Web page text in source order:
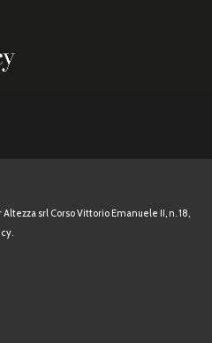
srl Corso Vittorio Emanuele II, n. 18,